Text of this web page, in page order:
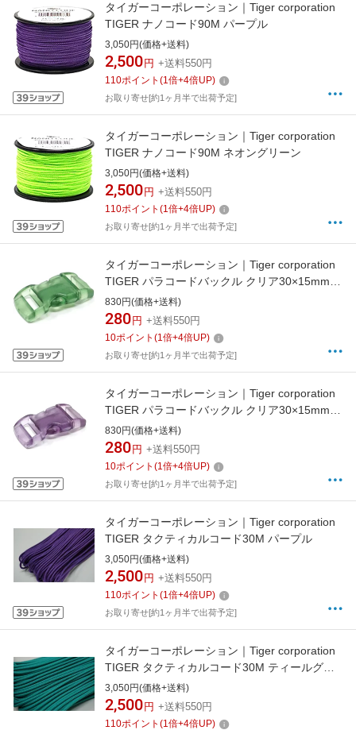
タイガーコーポレーション｜Tiger corporation
TIGER ナノコード90M パープル
3,050円(価格+送料)
2,500 円 +送料550円
110ポイント (1倍+4倍UP)
お取り寄せ[約1ヶ月半で出荷予定]
タイガーコーポレーション｜Tiger corporation
TIGER ナノコード90M ネオングリーン
3,050円(価格+送料)
2,500 円 +送料550円
110ポイント (1倍+4倍UP)
お取り寄せ[約1ヶ月半で出荷予定]
タイガーコーポレーション｜Tiger corporation
TIGER パラコードバックル クリア30×15mmグ
リーン
830円(価格+送料)
280 円 +送料550円
10ポイント (1倍+4倍UP)
お取り寄せ[約1ヶ月半で出荷予定]
タイガーコーポレーション｜Tiger corporation
TIGER パラコードバックル クリア30×15mmパ
ープル
830円(価格+送料)
280 円 +送料550円
10ポイント (1倍+4倍UP)
お取り寄せ[約1ヶ月半で出荷予定]
タイガーコーポレーション｜Tiger corporation
TIGER タクティカルコード30M パープル
3,050円(価格+送料)
2,500 円 +送料550円
110ポイント (1倍+4倍UP)
お取り寄せ[約1ヶ月半で出荷予定]
タイガーコーポレーション｜Tiger corporation
TIGER タクティカルコード30M ティールグリ
ーン
3,050円(価格+送料)
2,500 円 +送料550円
110ポイント (1倍+4倍UP)